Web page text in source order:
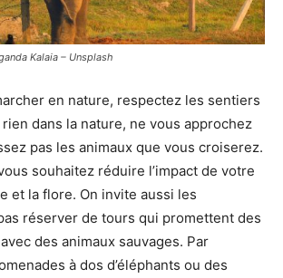
Kalaia – Unsplash
en nature, respectez les sentiers
dans la nature, ne vous approchez
pas les animaux que vous croiserez.
souhaitez réduire l’impact de votre
et la flore. On invite aussi les
réserver de tours qui promettent des
des animaux sauvages. Par
à dos d’éléphants ou des